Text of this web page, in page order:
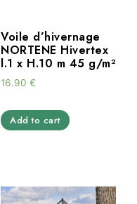
Voile d’hivernage
NORTENE Hivertex
l.1 x H.10 m 45 g/m²
16.90 €
Add to cart